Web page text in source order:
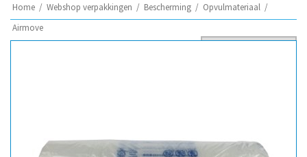
Home / Webshop verpakkingen / Bescherming / Opvulmateriaal /
Airmove